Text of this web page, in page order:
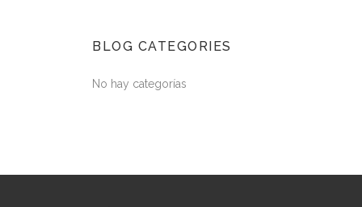
BLOG CATEGORIES
No hay categorías